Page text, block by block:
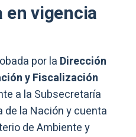
en vigencia
por la Dirección
y Fiscalización
a la Subsecretaría
de la Nación y cuenta
de Ambiente y